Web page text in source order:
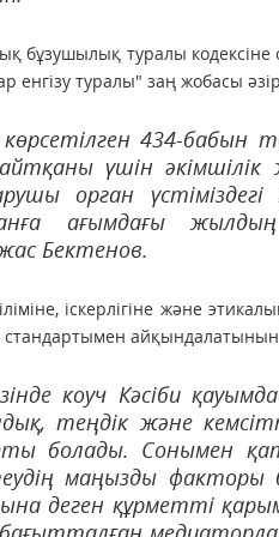
бұзушылық туралы
туралы" заң жобасы
434-бабын
үшін әкімшілік
орган
ағымдағы
Бектенов.
іскерлігіне және
стандартымен
коуч Кәсіби
теңдік және
болады. Сонымен
маңызды
деген құрметті